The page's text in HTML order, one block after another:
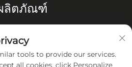
ลิตภัณฑ์
ปั๊มสุญญากาศ
tools to provide our services.
all cookies, click Personalize